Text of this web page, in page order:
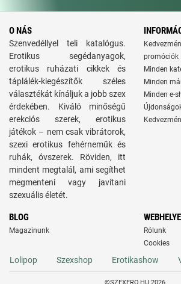
O NÁS
Szenvedéllyel teli katalógus.
Erotikus segédanyagok,
erotikus ruházati cikkek és
táplálék-kiegészítők széles
választékát kínáljuk a jobb szex
érdekében. Kiváló minőségű
erekciós szerek, erotikus
játékok – nem csak vibrátorok,
szexi erotikus fehérneműk és
ruhák, óvszerek. Röviden, itt
mindent megtalál, ami segíthet
megmenteni vagy javítani
szexuális életét.
promóciók
Minden
Minden
Minden e-
BLOG
Magazinunk
Rólunk
Cookies
Lolipop Szexshop Erotikashow